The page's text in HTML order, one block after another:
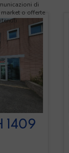
di
o offerte
1409